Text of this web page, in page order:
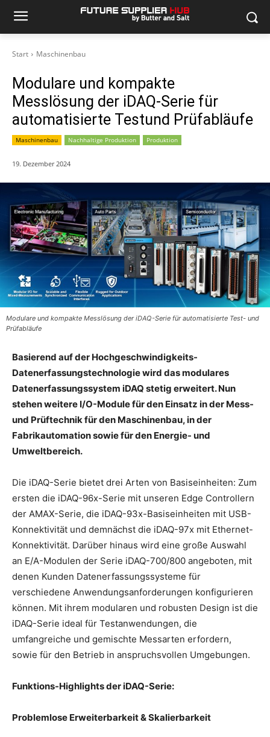
Start Maschinenbau
Modulare und kompakte
Messlösung der iDAQ-Serie für
automatisierte Testund Prüfabläufe
Maschinenbau Nachhaltige Produktion Produktion
19. Dezember 2024
Modulare und kompakte Messlösung der iDAQ-Serie für automatisierte Test- und
Prüfabläufe
Basierend auf der Hochgeschwindigkeits-
Datenerfassungstechnologie wird das modulares
Datenerfassungssystem iDAQ stetig erweitert. Nun
stehen weitere I/O-Module für den Einsatz in der Mess-
und Prüftechnik für den Maschinenbau, in der
Fabrikautomation sowie für den Energie- und
Umweltbereich.
Die iDAQ-Serie bietet drei Arten von Basiseinheiten: Zum
ersten die iDAQ-96x-Serie mit unseren Edge Controllern
der AMAX-Serie, die iDAQ-93x-Basiseinheiten mit USB-
Konnektivität und demnächst die iDAQ-97x mit Ethernet-
Konnektivität. Darüber hinaus wird eine große Auswahl
an E/A-Modulen der Serie iDAQ-700/800 angeboten, mit
denen Kunden Datenerfassungssysteme für
verschiedene Anwendungsanforderungen konfigurieren
können. Mit ihrem modularen und robusten Design ist die
iDAQ-Serie ideal für Testanwendungen, die
umfangreiche und gemischte Messarten erfordern,
sowie für den Betrieb in anspruchsvollen Umgebungen.
Funktions-Highlights der iDAQ-Serie:
Problemlose Erweiterbarkeit & Skalierbarkeit